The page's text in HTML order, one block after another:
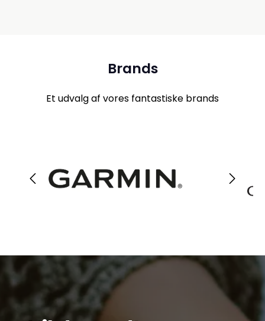
Brands
Et udvalg af vores fantastiske brands